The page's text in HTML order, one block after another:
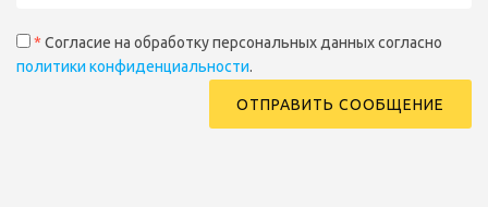
* Согласие на обработку персональных данных согласно
политики конфиденциальности.